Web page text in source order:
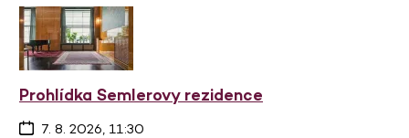
Prohlídka Semlerovy rezidence
7. 8. 2026, 11:30